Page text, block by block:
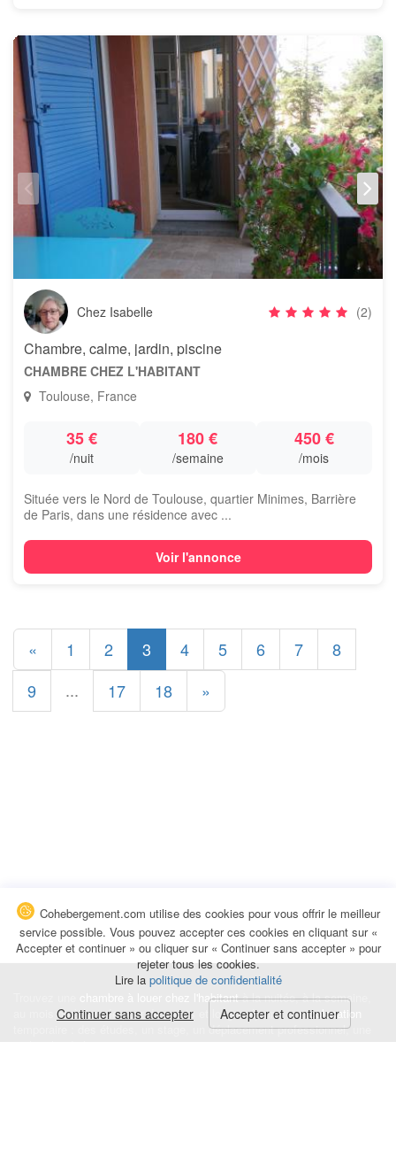
Chez Isabelle (2)
Chambre, calme, jardin, piscine
CHAMBRE CHEZ L'HABITANT
Toulouse, France
35 €
/nuit
180 €
/semaine
450 €
/mois
Située vers le Nord de Toulouse, quartier Minimes, Barrière
de Paris, dans une résidence avec ...
Voir l'annonce
« 1 2 3 4 5 6 7
8
9
... 17 18 »
chambre à louer chez l'habitantà la nuitée, à la semaine,
au mois ou à l'année pour de courts et longs séjours, unecolocation
temporaire : des études, un stage, un déplacement professionnel, une
Cohebergement.com utilise des cookies pour vous offrir le meilleur
service possible. Vous pouvez accepter ces cookies en cliquant sur «
Accepter et continuer » ou cliquer sur « Continuer sans accepter » pour
rejeter tous les cookies.
Lire la politique de confidentialité
Continuer sans accepter Accepter et continuer